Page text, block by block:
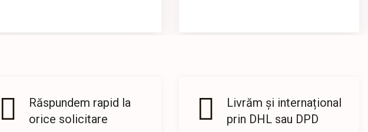
Răspundem rapid la
orice solicitare
Livrăm și internațional
prin DHL sau DPD